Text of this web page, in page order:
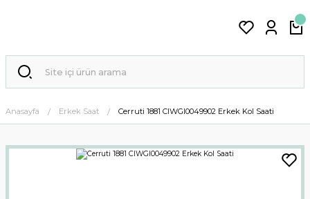
Anasayfa Erkek Saat Cerruti 1881 CIWGI0049902 Erkek Kol Saati